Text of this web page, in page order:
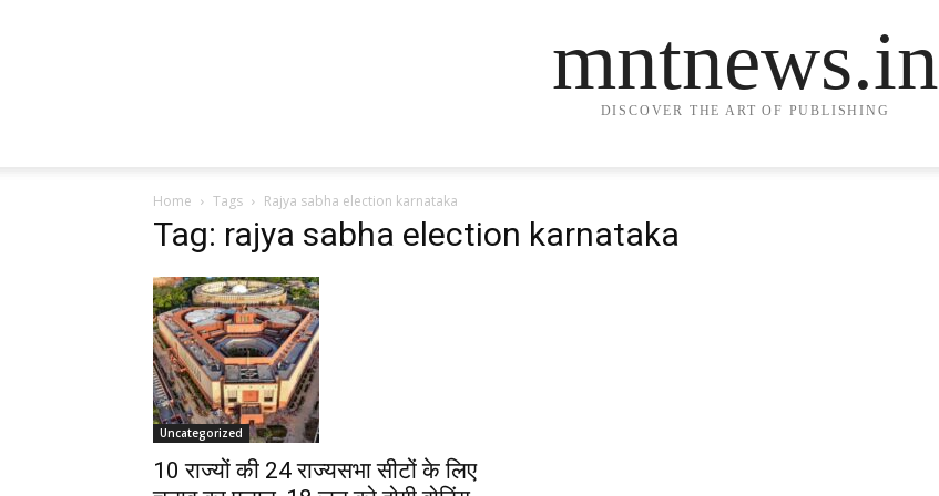
mntnews.in
DISCOVER THE ART OF PUBLISHING
Home Tags Rajya sabha election karnataka
Tag: rajya sabha election karnataka
Uncategorized
10 राज्यों की 24 राज्यसभा सीटों के लिए